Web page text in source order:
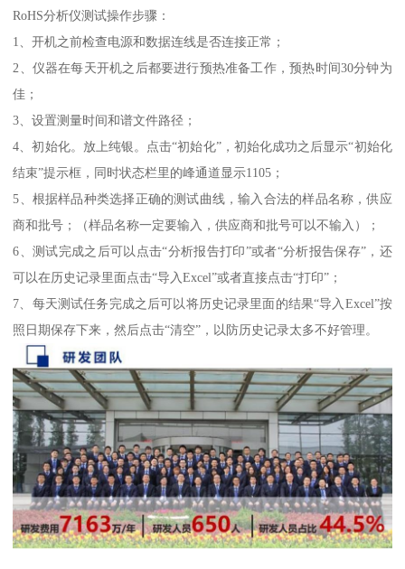
RoHS分析仪测试操作步骤：
1、开机之前检查电源和数据连线是否连接正常；
2、仪器在每天开机之后都要进行预热准备工作，预热时间30分钟为
佳；
3、设置测量时间和谱文件路径；
4、初始化。放上纯银。点击“初始化”，初始化成功之后显示“初始化
结束”提示框，同时状态栏里的峰通道显示1105；
5、根据样品种类选择正确的测试曲线，输入合法的样品名称，供应
商和批号；（样品名称一定要输入，供应商和批号可以不输入）；
6、测试完成之后可以点击“分析报告打印”或者“分析报告保存”，还
可以在历史记录里面点击“导入Excel”或者直接点击“打印”；
7、每天测试任务完成之后可以将历史记录里面的结果“导入Excel”按
照日期保存下来，然后点击“清空”，以防历史记录太多不好管理。